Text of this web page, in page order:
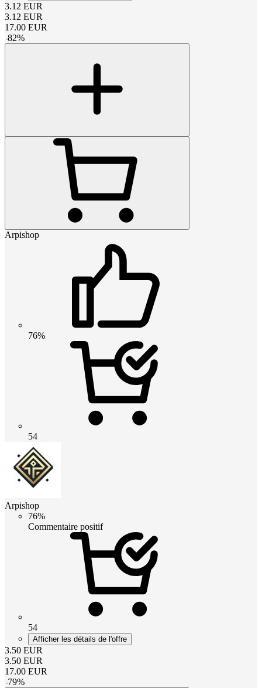
3.12 EUR
3.12 EUR
17.00 EUR
-82%
Arpishop
76%
54
Arpishop
76%
Commentaire positif
54
Afficher les détails de l'offre
3.50 EUR
3.50 EUR
17.00 EUR
-79%